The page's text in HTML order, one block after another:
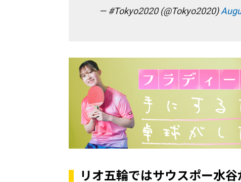
— #Tokyo2020 (@Tokyo2020)
リオ五輪ではサウスポー水